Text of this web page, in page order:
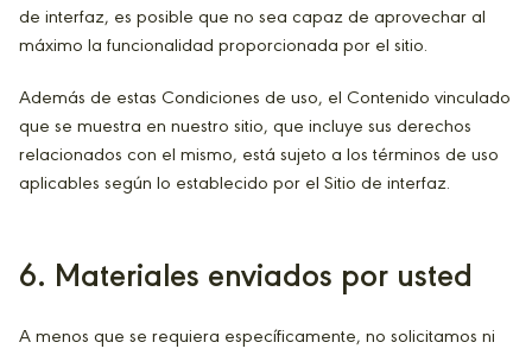
de interfaz, es posible que no sea capaz de aprovechar al
máximo la funcionalidad proporcionada por el sitio.
Además de estas Condiciones de uso, el Contenido vinculado
que se muestra en nuestro sitio, que incluye sus derechos
relacionados con el mismo, está sujeto a los términos de uso
aplicables según lo establecido por el Sitio de interfaz.
6. Materiales enviados por usted
A menos que se requiera específicamente, no solicitamos ni